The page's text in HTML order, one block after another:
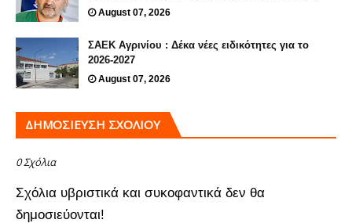
August 07, 2026
ΣΑΕΚ Αγρινίου : Δέκα νέες ειδικότητες για το
2026-2027
August 07, 2026
ΔΗΜΟΣΊΕΥΣΗ ΣΧΟΛΊΟΥ
0 Σχόλια
Σχόλια υβριστικά και συκοφαντικά δεν θα
δημοσιεύονται!